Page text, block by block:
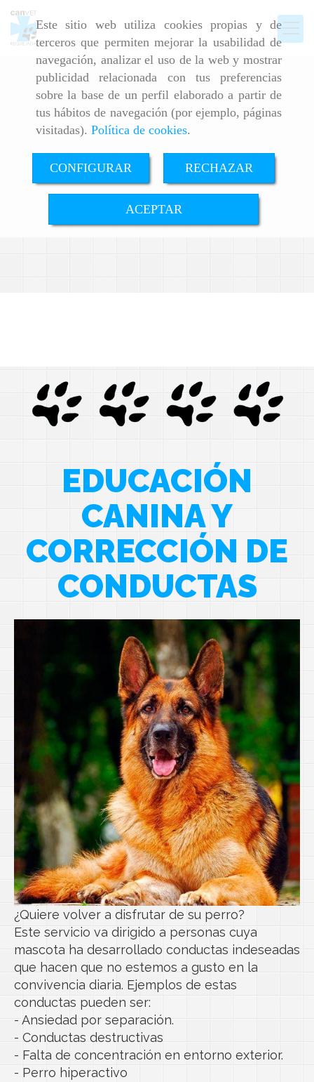
Este sitio web utiliza cookies propias y de
terceros que permiten mejorar la usabilidad de
navegación, analizar el uso de la web y mostrar
publicidad relacionada con tus preferencias
sobre la base de un perfil elaborado a partir de
tus hábitos de navegación (por ejemplo, páginas
visitadas). Política de cookies.
CONFIGURAR RECHAZAR
ACEPTAR
EDUCACIÓN
CANINA Y
CORRECCIÓN DE
CONDUCTAS
¿Quiere volver a disfrutar de su perro?
Este servicio va dirigido a personas cuya
mascota ha desarrollado conductas indeseadas
que hacen que no estemos a gusto en la
convivencia diaria. Ejemplos de estas
conductas pueden ser:
- Ansiedad por separación.
- Conductas destructivas
- Falta de concentración en entorno exterior.
- Perro hiperactivo